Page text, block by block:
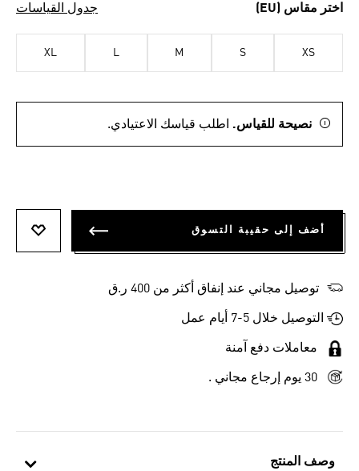
وصف المنتج
اختر مقاس (EU) جدول القياسات
XS
S
M
L
XL
نصيحة للقياس. اطلب قياسك الاعتيادي.
أضف إلى حقيبة التسوق
توصيل مجاني عند إنفاق أكثر من 400 ر.ق
التوصيل خلال 5-7 أيام عمل
معاملات دفع آمنة